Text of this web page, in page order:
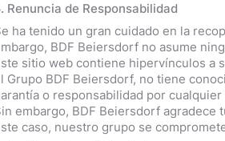
Renuncia de Responsabilidad
ha tenido un gran cuidado en la
BDF Beiersdorf no asume
sitio web contiene hipervínculos a
Grupo BDF Beiersdorf, no tiene
o responsabilidad por
embargo, BDF Beiersdorf agradece
caso, nuestro grupo se